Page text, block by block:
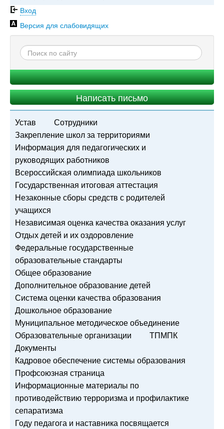
Вход
Версия для слабовидящих
Написать письмо
Устав
Сотрудники
Закрепление школ за территориями
Информация для педагогических и
руководящих работников
Всероссийская олимпиада школьников
Государственная итоговая аттестация
Незаконные сборы средств с родителей
учащихся
Независимая оценка качества оказания услуг
Отдых детей и их оздоровление
Федеральные государственные
образовательные стандарты
Общее образование
Дополнительное образование детей
Система оценки качества образования
Дошкольное образование
Муниципальное методическое объединение
Образовательные организации
ТПМПК
Документы
Кадровое обеспечение системы образования
Профсоюзная страница
Информационные материалы по
противодействию терроризма и профилактике
сепаратизма
Году педагога и наставника посвящается